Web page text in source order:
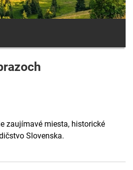
zaujímavé miesta, historické
Slovenska.